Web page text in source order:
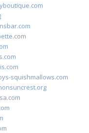
squishmallows.com